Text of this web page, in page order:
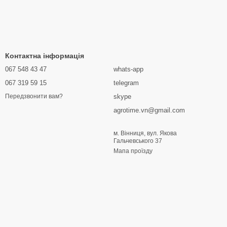
Контактна інформація
067 548 43 47
067 319 59 15
Передзвонити вам?
whats-app
telegram
skype
agrotime.vn@gmail.com
м. Вінниця, вул. Якова
Гальчевського 37
Мапа проїзду